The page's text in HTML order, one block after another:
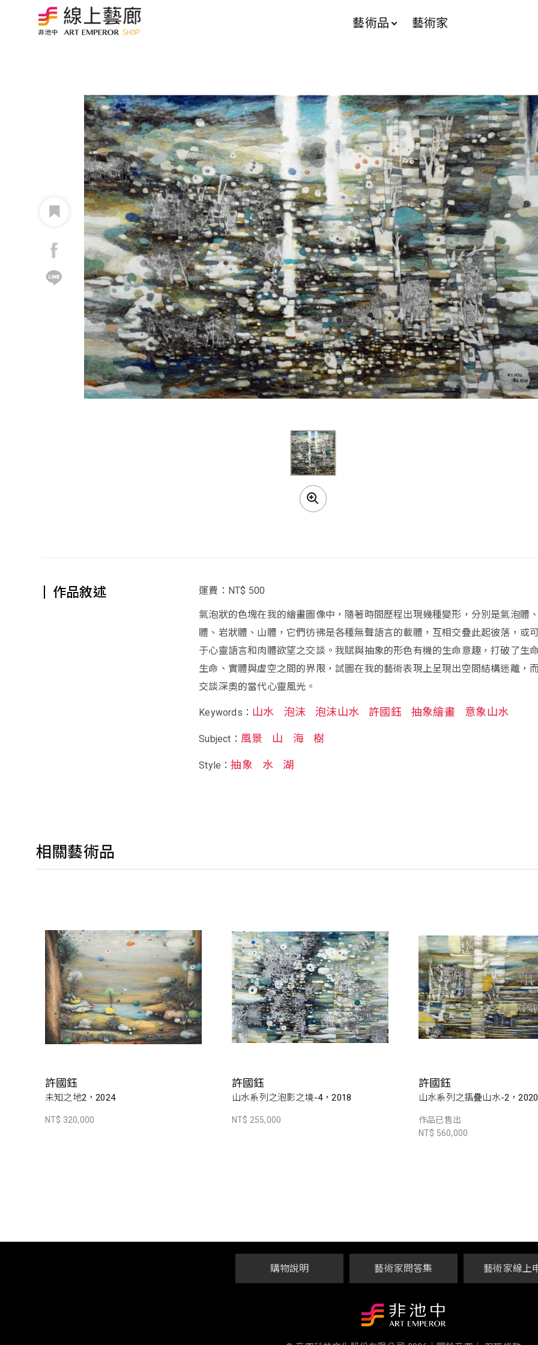
藝術品 藝術家
作品敘述 運費：NT$ 500
氣泡狀的色塊在我的繪畫圖像中，隨著時間歷程出現幾種變形，分別是氣泡體
體、岩狀體、山體，它們彷彿是各種無聲語言的載體，互相交疊此起彼落，或
于心靈語言和肉體欲望之交談。我賦與抽象的形色有機的生命意趣，打破了生
生命、實體與虛空之間的界限，試圖在我的藝術表現上呈現出空間結構迷離，
交談深奧的當代心靈風光。
Keywords： 山水 泡沫 泡沫山水 許國鈺 抽象繪畫 意象山水
Subject： 風景 山 海 樹
Style：抽象 水 湖
相關藝術品
許國鈺
未知之地2，2024
NT$ 320,000
許國鈺
山水系列之泡影之境-4，2018
NT$ 255,000
許國鈺
山水系列之摺疊山水-2，2020
作品已售出
NT$ 560,000
購物說明 藝術家問答集 藝術家線上